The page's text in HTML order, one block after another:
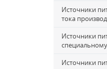
Источники
тока
Источники
Источники